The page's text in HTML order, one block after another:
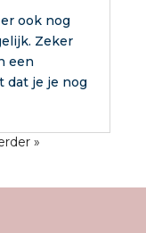
ook nog
Zeker
een
dat je je nog
»